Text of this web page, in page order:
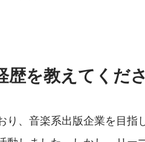
歴を教えてくだ
り、音楽系出版企業を目